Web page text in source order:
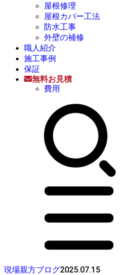
屋根修理
屋根カバー工法
防水工事
外壁の補修
職人紹介
施工事例
保証
無料お見積
費用
現場親方ブログ2025.07.15